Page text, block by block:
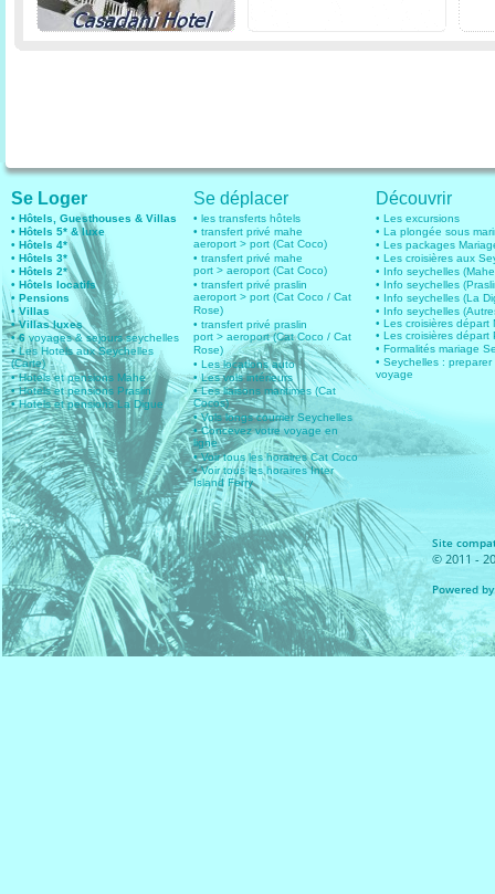
Se Loger
• Hôtels, Guesthouses & Villas
• Hôtels 5* & luxe
• Hôtels 4*
• Hôtels 3*
• Hôtels 2*
• Hôtels locatifs
• Pensions
• Villas
• Villas luxes
• 6voyages & sejours seychelles
• Les Hotels aux Seychelles
(Carte)
• Hotels et pensions Mahe
• Hotels et pensions Praslin
• Hotels et pensions La Digue
Se déplacer
• les transferts hôtels
• transfert privé mahe
aeroport > port (Cat Coco)
• transfert privé mahe
port > aeroport (Cat Coco)
• transfert privé praslin
aeroport > port (Cat Coco / Cat
Rose)
• transfert privé praslin
port > aeroport (Cat Coco / Cat
Rose)
• Les locations auto
• Les vols intérieurs
• Les liaisons maritimes (Cat
Cocos)
• Vols longs courrier Seychelles
• Concevez votre voyage en
ligne
• Voir tous les horaires Cat Coco
• Voir tous les horaires Inter
Island Ferry
Découvrir
• Les excursions
• La plongée sous
• Les packages
• Les croisières aux
• Info seychelles
• Info seychelles
• Info seychelles (La
• Info seychelles
• Les croisières départ
• Les croisières départ
• Formalités mariage
• Seychelles : preparer
voyage
Site
© 2011 -
Powered by